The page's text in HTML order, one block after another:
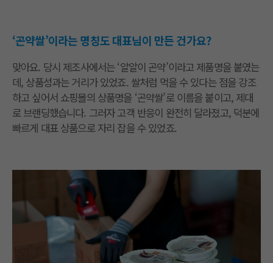
‘곤약쌀’이라는 명칭도 대표님이 만든 건가요?
맞아요. 당시 제조사에서는 ‘알알이 곤약’이라고 제품명을 붙였는
데, 상품성과는 거리가 있었죠. 쌀처럼 먹을 수 있다는 점을 강조
하고 싶어서 쇼핑몰의 상품명을 ‘곤약쌀’로 이름을 붙이고, 제대
로 브랜딩했습니다. 그러자 고객 반응이 완전히 달라졌고, 덕분에
빠르게 대표 상품으로 자리 잡을 수 있었죠.